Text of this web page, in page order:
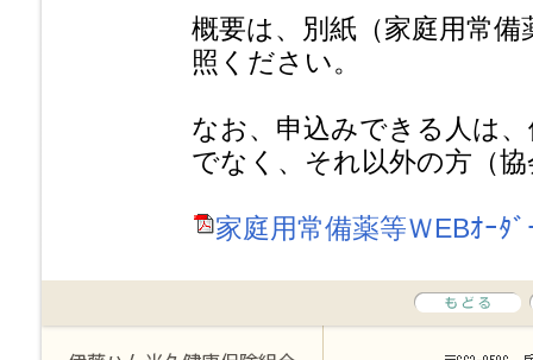
概要は、別紙（家庭用常
照ください。
なお、申込みできる人は
でなく、それ以外の方（
家庭用常備薬等ＷEBｵｰﾀ